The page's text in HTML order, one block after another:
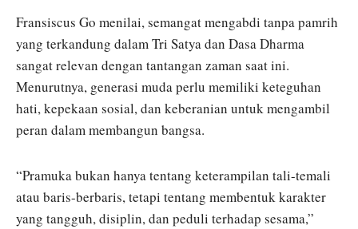
Fransiscus Go menilai, semangat mengabdi tanpa pamrih
yang terkandung dalam Tri Satya dan Dasa Dharma
sangat relevan dengan tantangan zaman saat ini.
Menurutnya, generasi muda perlu memiliki keteguhan
hati, kepekaan sosial, dan keberanian untuk mengambil
peran dalam membangun bangsa.
“Pramuka bukan hanya tentang keterampilan tali-temali
atau baris-berbaris, tetapi tentang membentuk karakter
yang tangguh, disiplin, dan peduli terhadap sesama,”